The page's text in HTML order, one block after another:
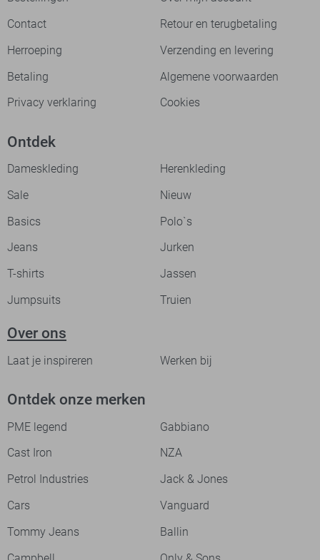
Contact
Retour en terugbetaling
Herroeping
Verzending en levering
Betaling
Algemene voorwaarden
Privacy verklaring
Cookies
Ontdek
Dameskleding
Herenkleding
Sale
Nieuw
Basics
Polo`s
Jeans
Jurken
T-shirts
Jassen
Jumpsuits
Truien
Over ons
Laat je inspireren Werken bij
Ontdek onze merken
PME legend
Gabbiano
Cast Iron
NZA
Petrol Industries
Jack & Jones
Cars
Vanguard
Tommy Jeans
Ballin